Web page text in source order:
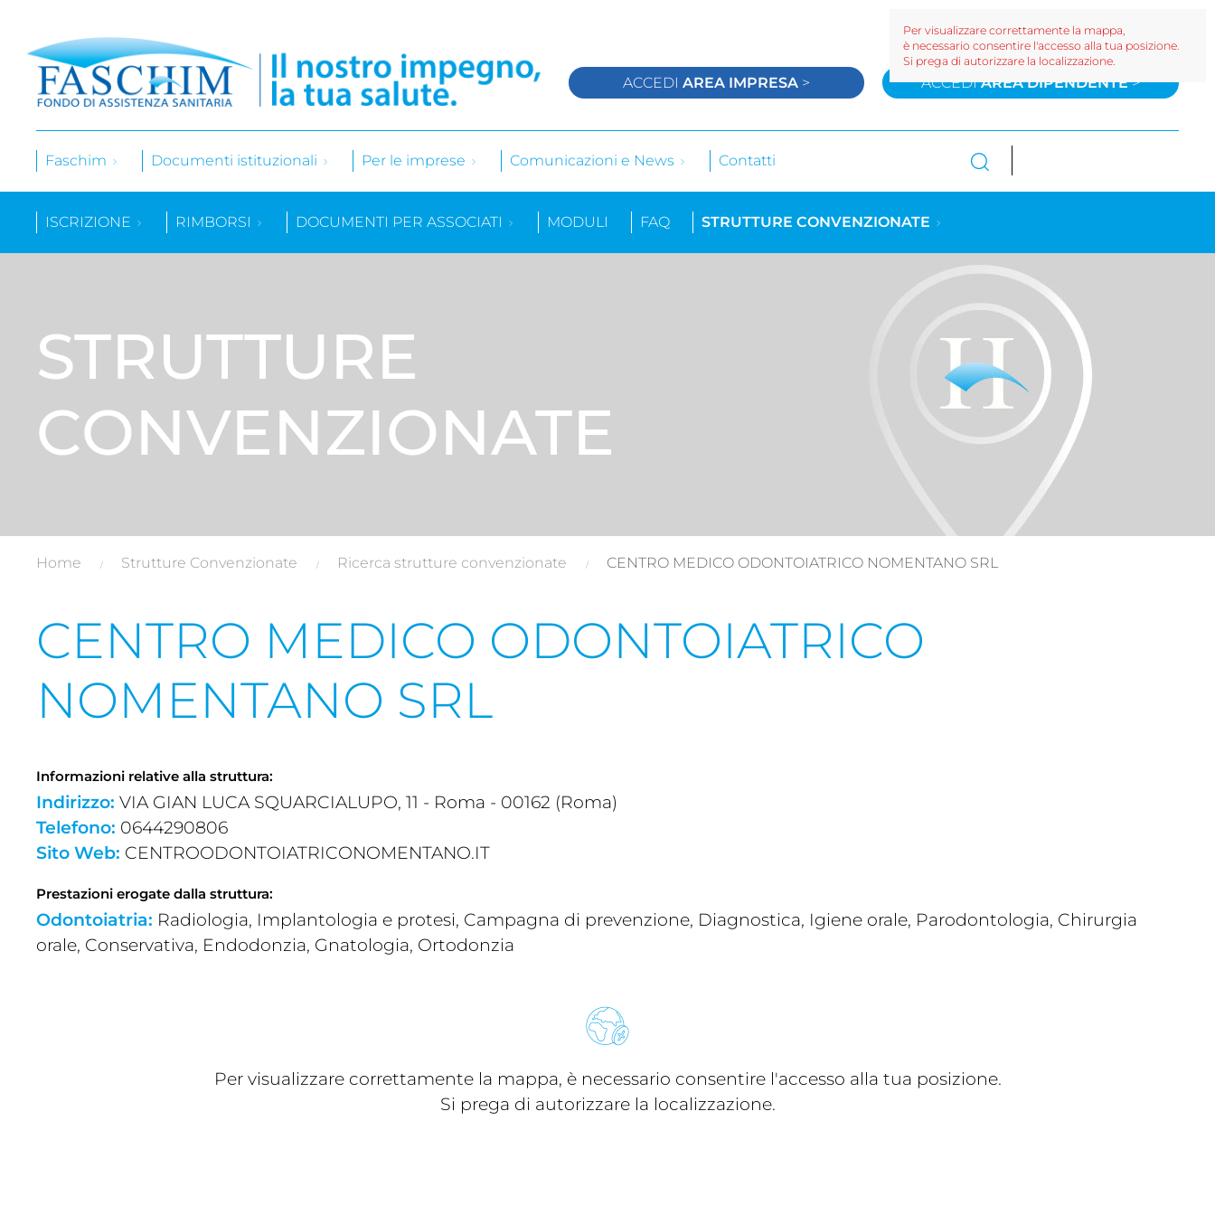
ACCEDIAREA IMPRESA > ACCEDIAREA DIPENDENTE>
Faschim Documenti istituzionali Per le imprese Comunicazioni e News Contatti
ISCRIZIONE RIMBORSI DOCUMENTI PER ASSOCIATI MODULI FAQ STRUTTURE CONVENZIONATE
STRUTTURE
CONVENZIONATE
Home Strutture Convenzionate Ricerca strutture convenzionate CENTRO MEDICO ODONTOIATRICO NOMENTANO SRL
CENTRO MEDICO ODONTOIATRICO
NOMENTANO SRL
Informazioni relative alla struttura:
Indirizzo: VIA GIAN LUCA SQUARCIALUPO, 11 - Roma - 00162 (Roma)
Telefono: 0644290806
Sito Web: CENTROODONTOIATRICONOMENTANO.IT
Prestazioni erogate dalla struttura:
Odontoiatria: Radiologia, Implantologia e protesi, Campagna di prevenzione, Diagnostica, Igiene orale, Parodontologia, Chirurgia
orale, Conservativa, Endodonzia, Gnatologia, Ortodonzia
Per visualizzare correttamente la mappa, è necessario consentire l'accesso alla tua posizione.
Si prega di autorizzare la localizzazione.
Per visualizzare correttamente la mappa,
è necessario consentire l'accesso alla tua posizione.
Si prega di autorizzare la localizzazione.